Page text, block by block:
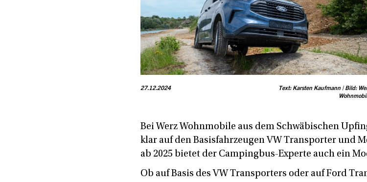
27.12.2024
Text: Karsten Kaufmann | Bild:
Bei Werz Wohnmobile aus dem Schwäbischen
klar auf den Basisfahrzeugen VW Transporter und
ab 2025 bietet der Campingbus-Experte auch ein
Ob auf Basis des VW Transporters oder auf Ford